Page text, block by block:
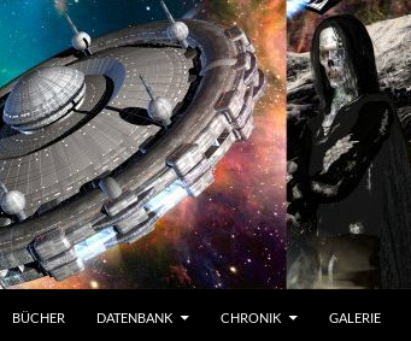
BÜCHER DATENBANK CHRONIK GALERIE